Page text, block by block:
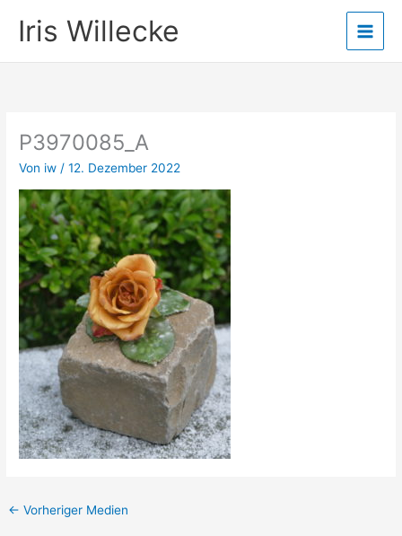
InhaltIris Willecke
P3970085_A
Von iw /12. Dezember 2022
← Vorheriger Medien